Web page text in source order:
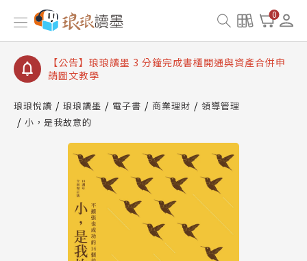
0
【公告】琅琅讀墨數位閱讀資產合併與書櫃開通申請
【公告】琅琅讀墨書櫃開通常見問題
【公告】琅琅讀墨 3 分鐘完成書櫃開通與資產合併申
請圖文教學
查詢
【公告】琅琅讀墨數位閱讀資產合併與書櫃開通申請
琅琅悅讀 琅琅讀墨 電子書 商業理財
領導管理
小，是我故意的